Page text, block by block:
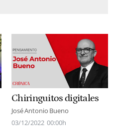
Chiringuitos digitales
José Antonio Bueno
03/12/2022 00:00h